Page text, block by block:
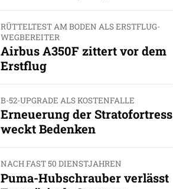
RÜTTELTEST AM BODEN ALS ERSTFLUG-
WEGBEREITER
Airbus A350F zittert vor dem
Erstflug
B-52-UPGRADE ALS KOSTENFALLE
Erneuerung der Stratofortress
weckt Bedenken
NACH FAST 50 DIENSTJAHREN
Puma-Hubschrauber verlässt